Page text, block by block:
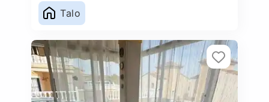
Talo